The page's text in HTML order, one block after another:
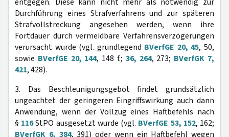
Durchführung eines Strafverfahrens und zur späteren
Strafvollstreckung angesehen werden, wenn ihre
Fortdauer durch vermeidbare Verfahrensverzögerungen
verursacht wurde (vgl. grundlegend BVerfGE 20, 45, 50,
sowie BVerfGE 20, 144, 148 f.; 36, 264, 273; BVerfGK 7,
421, 428).
3. Das Beschleunigungsgebot findet grundsätzlich
ungeachtet der geringeren Eingriffswirkung auch dann
Anwendung, wenn der Vollzug eines Haftbefehls nach
§ 116StPO ausgesetzt wurde (vgl. BVerfGE 53, 152, 162;
BVerfGK 6, 384, 391) oder wenn ein Haftbefehl wegen